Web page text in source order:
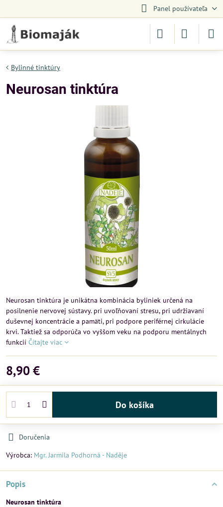
Panel používateľa
Bylinné tinktúry
Neurosan tinktúra
Neurosan tinktúra je unikátna kombinácia byliniek určená na
posilnenie nervovej sústavy. pri uvoľňovaní stresu, pri udržiavaní
duševnej koncentrácie a pamäti, pri podpore periférnej cirkulácie
krvi. Taktiež sa odporúča vo vyššom veku na podporu mentálnych
funkcií Čítajte viac
8,90 €
Do košíka
Doručenia
Výrobca: Mgr. Jarmila Podhorná - Naděje
Popis
Neurosan tinktúra